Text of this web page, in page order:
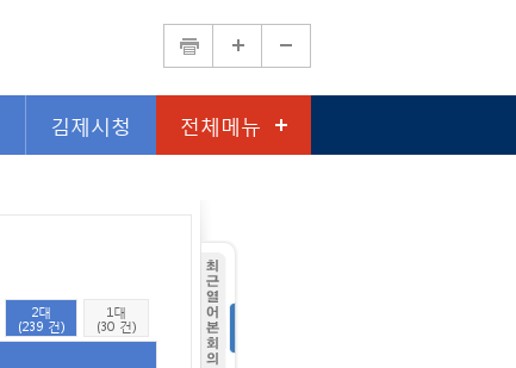
김제시청 전체메뉴
2대
(239 건)
1대
(30 건)